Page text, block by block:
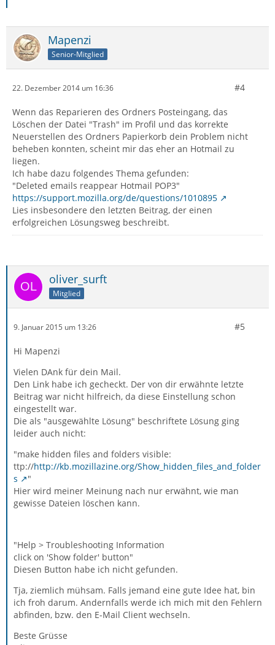
Mapenzi
Senior-Mitglied
22. Dezember 2014 um 16:36 #4
Wenn das Reparieren des Ordners Posteingang, das
Löschen der Datei "Trash" im Profil und das korrekte
Neuerstellen des Ordners Papierkorb dein Problem nicht
beheben konnten, scheint mir das eher an Hotmail zu
liegen.
Ich habe dazu folgendes Thema gefunden:
"Deleted emails reappear Hotmail POP3"
https://support.mozilla.org/de/questions/1010895
Lies insbesondere den letzten Beitrag, der einen
erfolgreichen Lösungsweg beschreibt.
oliver_surft
Mitglied
9. Januar 2015 um 13:26 #5
Hi Mapenzi
Vielen DAnk für dein Mail.
Den Link habe ich gecheckt. Der von dir erwähnte letzte
Beitrag war nicht hilfreich, da diese Einstellung schon
eingestellt war.
Die als "ausgewählte Lösung" beschriftete Lösung ging
leider auch nicht:
"make hidden files and folders visible:
ttp://http://kb.mozillazine.org/Show_hidden_files_and_folder
s
"
Hier wird meiner Meinung nach nur erwähnt, wie man
gewisse Dateien löschen kann.
"Help > Troubleshooting Information
click on 'Show folder' button"
Diesen Button habe ich nicht gefunden.
Tja, ziemlich mühsam. Falls jemand eine gute Idee hat, bin
ich froh darum. Andernfalls werde ich mich mit den Fehlern
abfinden, bzw. den E-Mail Client wechseln.
Beste Grüsse